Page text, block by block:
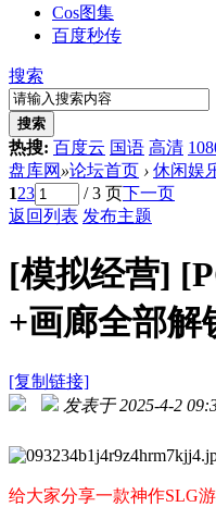
Cos图集
百度秒传
搜索
搜索
热搜: 百度云 国语 高清
盘库网 »论坛首页 › 休闲娱
123 / 3 页下一页
返回列表 发布主题
[模拟经营]
+画廊全部解
[复制链接]
发表于 2025-4-2
给大家分享一款神作SLG游